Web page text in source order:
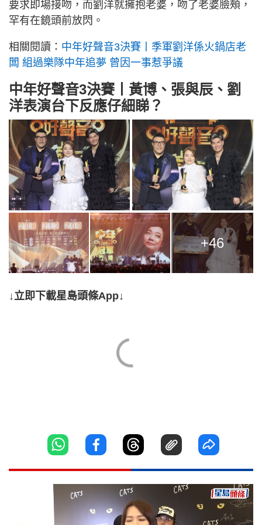
要求即場接吻，而劉洋就擁抱老婆，吻了老婆臉頰，
罕有在鏡頭前放閃。
相關閱讀： 中年好聲音3決賽丨季軍劉洋係火鍋店老
闆 組過樂隊中年追夢 曾因一事惹爭議
中年好聲音3決賽丨黃博、張與辰、劉
洋表演台下反應仔細睇？
+46
↓立即下載星島頭條App↓